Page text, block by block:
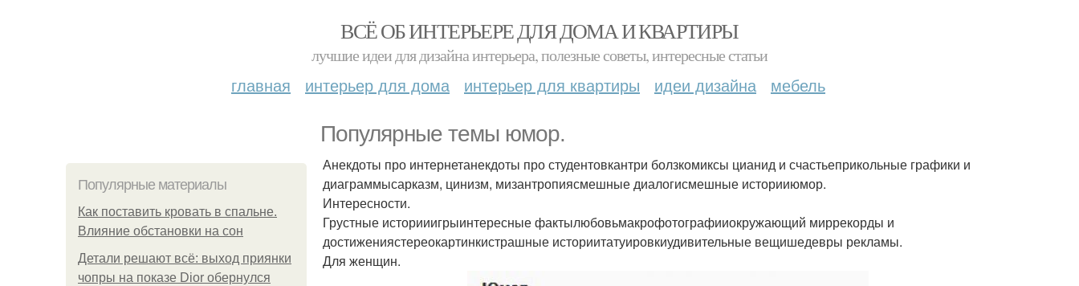
ВСЁ ОБ ИНТЕРЬЕРЕ ДЛЯ ДОМА И КВАРТИРЫ
лучшие идеи для дизайна интерьера, полезные советы, интересные статьи
главная интерьер для дома интерьер для квартиры идеи дизайна мебель
Популярные темы юмор.
Популярные материалы
Как поставить кровать в спальне.
Влияние обстановки на сон
Детали решают всё: выход приянки
чопры на показе Dior обернулся
Анекдоты про интернетанекдоты про студентовкантри болзкомиксы цианид и счастьеприкольные графики и
диаграммысарказм, цинизм, мизантропиясмешные диалогисмешные историиюмор.
Интересности.
Грустные историиигрыинтересные фактылюбовьмакрофотографииокружающий миррекорды и
достижениястереокартинкистрашные историитатуировкиудивительные вещишедевры рекламы.
Для женщин.